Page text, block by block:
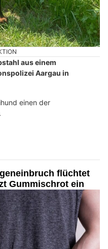
aus einem
Aargau in
einen der
flüchtet
Gummischrot ein